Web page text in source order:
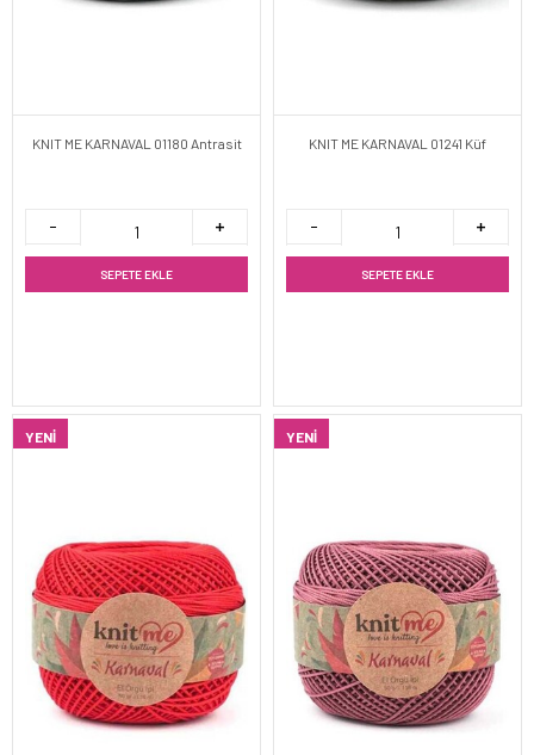
KNIT ME KARNAVAL 01180 Antrasit
SEPETE EKLE
KNIT ME KARNAVAL 01241 Küf
SEPETE EKLE
YENI YENI